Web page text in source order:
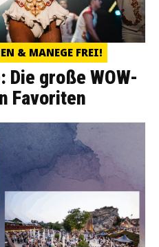
& MANEGE FREI!
Die große WOW-
Favoriten